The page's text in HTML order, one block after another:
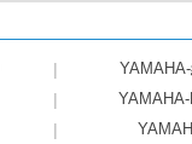
|
|
|